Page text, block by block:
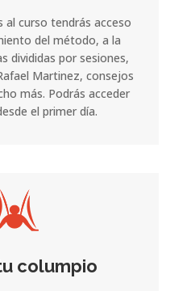
al curso tendrás acceso
del método, a la
divididas por sesiones,
Martinez, consejos
más. Podrás acceder
el primer día.
columpio